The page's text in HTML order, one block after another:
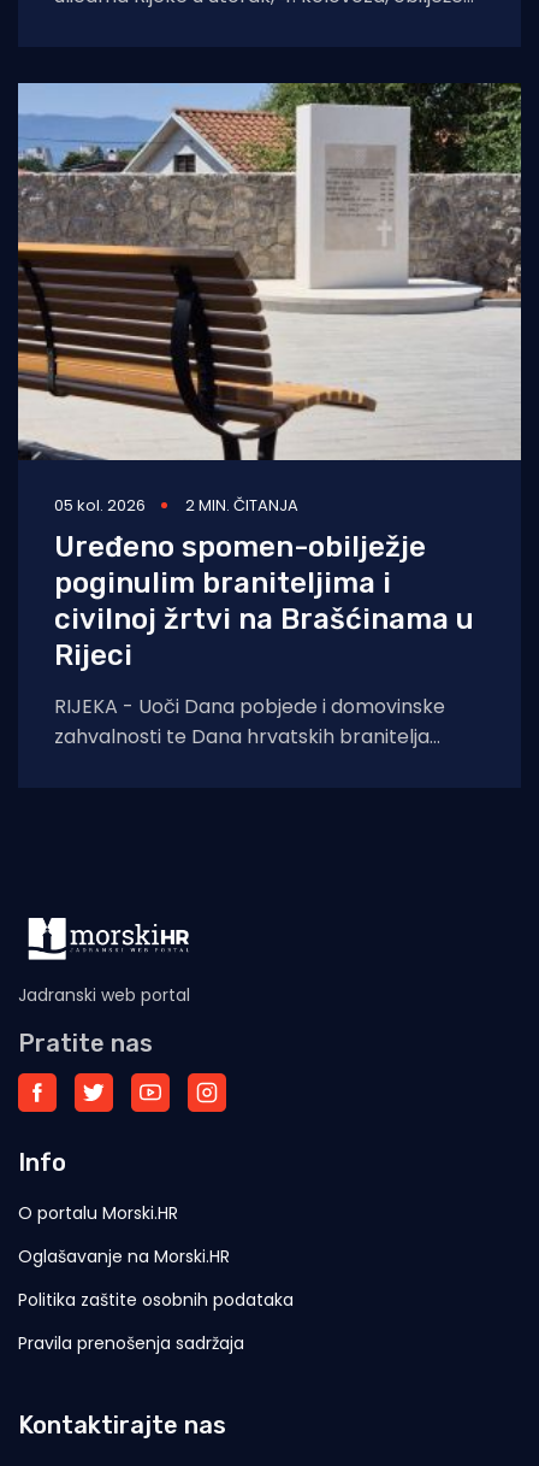
05 kol. 2026 2 MIN. ČITANJA
Uređeno spomen-obilježje
poginulim braniteljima i
civilnoj žrtvi na Brašćinama u
Rijeci
RIJEKA - Uoči Dana pobjede i domovinske
zahvalnosti te Dana hrvatskih branitelja
Jadranski web portal
Pratite nas
Info
O portalu Morski.HR
Oglašavanje na Morski.HR
Politika zaštite osobnih podataka
Pravila prenošenja sadržaja
Kontaktirajte nas